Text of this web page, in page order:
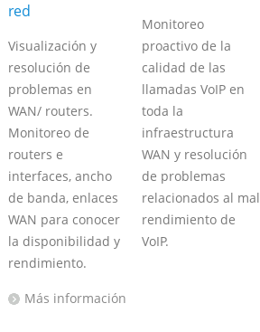
red
Visualización y
resolución de
problemas en
WAN/ routers.
Monitoreo de
routers e
interfaces, ancho
de banda, enlaces
WAN para conocer
la disponibilidad y
rendimiento.
Más información
Monitoreo
proactivo de la
calidad de las
llamadas VoIP en
toda la
infraestructura
WAN y resolución
de problemas
relacionados al mal
rendimiento de
VoIP.